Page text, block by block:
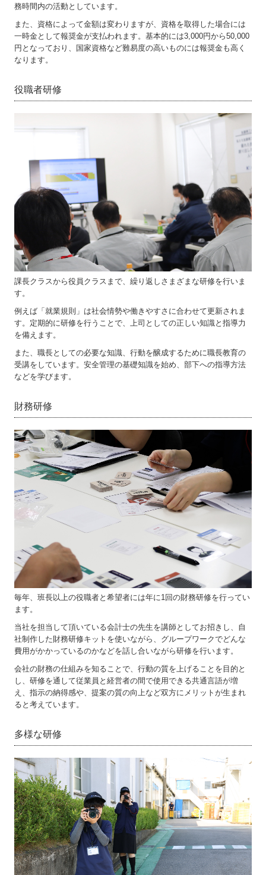
務時間内の活動としています。
また、資格によって金額は変わりますが、資格を取得した場合には
一時金として報奨金が支払われます。基本的には3,000円から50,000
円となっており、国家資格など難易度の高いものには報奨金も高く
なります。
役職者研修
課長クラスから役員クラスまで、繰り返しさまざまな研修を行いま
す。
例えば「就業規則」は社会情勢や働きやすさに合わせて更新されま
す。定期的に研修を行うことで、上司としての正しい知識と指導力
を備えます。
また、職長としての必要な知識、行動を醸成するために職長教育の
受講をしています。安全管理の基礎知識を始め、部下への指導方法
などを学びます。
財務研修
毎年、班長以上の役職者と希望者には年に1回の財務研修を行ってい
ます。
当社を担当して頂いている会計士の先生を講師としてお招きし、自
社制作した財務研修キットを使いながら、グループワークでどんな
費用がかかっているのかなどを話し合いながら研修を行います。
会社の財務の仕組みを知ることで、行動の質を上げることを目的と
し、研修を通して従業員と経営者の間で使用できる共通言語が増
え、指示の納得感や、提案の質の向上など双方にメリットが生まれ
ると考えています。
多様な研修